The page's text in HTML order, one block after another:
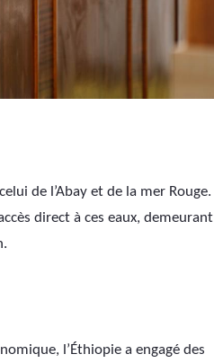
de l’Abay et de la mer Rouge.
direct à ces eaux, demeurant
l’Éthiopie a engagé des